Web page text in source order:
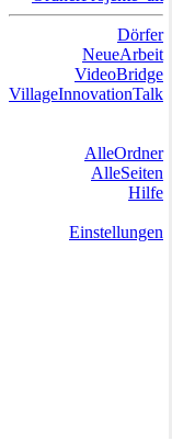
Dörfer
NeueArbeit
VideoBridge
VillageInnovationTalk
AlleOrdner
AlleSeiten
Hilfe
Einstellungen